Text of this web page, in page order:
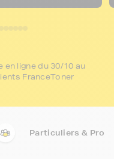
en ligne du 30/10 au
FranceToner
Particuliers & Pro